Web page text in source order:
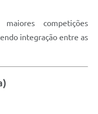
competições
integração entre as